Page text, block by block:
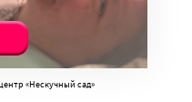
«Нескучный сад»